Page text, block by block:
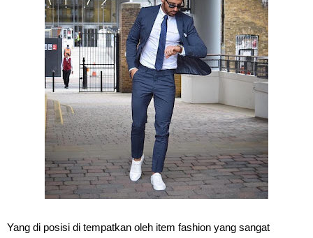
Yang di posisi di tempatkan oleh item fashion yang sangat